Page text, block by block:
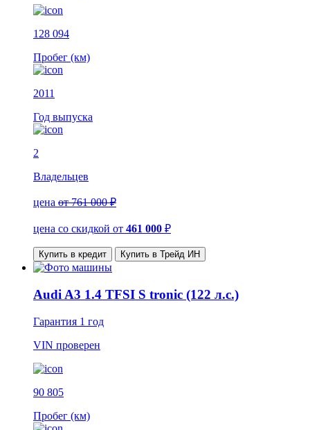
128 094
Пробег (км)
2011
Год выпуска
2
Владельцев
цена от 761 000 ₽
цена со скидкой от 461 000 ₽
Купить в кредит Купить в Трейд ИН
Audi A3 1.4 TFSI S tronic (122 л.с.)
Гарантия 1 год
VIN проверен
90 805
Пробег (км)